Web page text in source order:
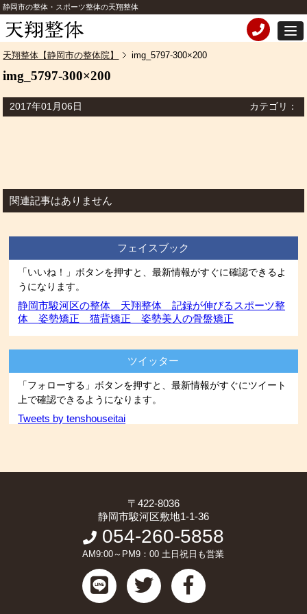
静岡市の整体・スポーツ整体の天翔整体
天翔整体【静岡市の整体院】 img_5797-300×200
img_5797-300×200
2017年01月06日 カテゴリ：
関連記事はありません
フェイスブック
「いいね！」ボタンを押すと、最新情報がすぐに確認できるよ
うになります。
静岡市駿河区の整体 天翔整体 記録が伸びるスポーツ整
体 姿勢矯正 猫背矯正 姿勢美人の骨盤矯正
ツイッター
「フォローする」ボタンを押すと、最新情報がすぐにツイート
上で確認できるようになります。
Tweets by tenshouseitai
〒422-8036
静岡市駿河区敷地1-1-36
054-260-5858
AM9:00～PM9：00 土日祝日も営業